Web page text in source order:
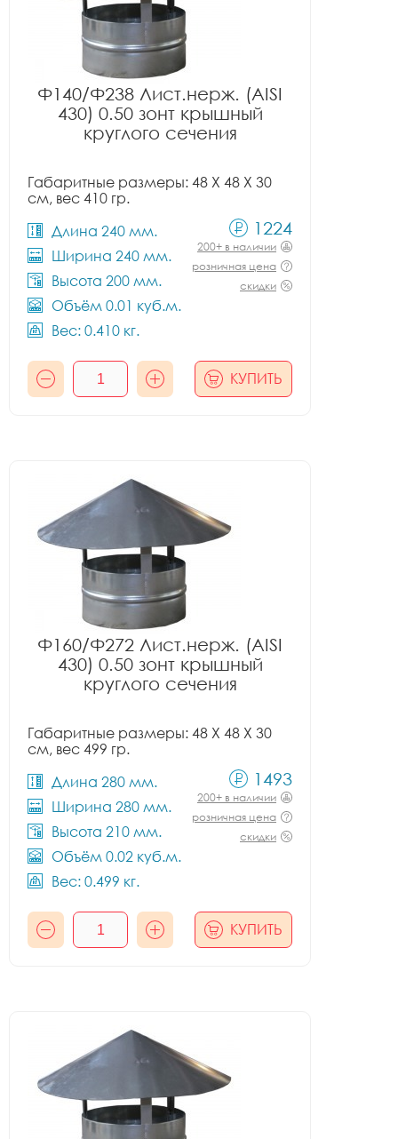
Ф140/Ф238 Лист.нерж. (AISI
430) 0.50 зонт крышный
круглого сечения
Габаритные размеры: 48 X 48 X 30
см, вес 410 гр.
Длина 240 мм.
Ширина 240 мм.
Высота 200 мм.
Объём 0.01 куб.м.
Вес: 0.410 кг.
1224
200+ в наличии
розничная цена
скидки
КУПИТЬ
Ф160/Ф272 Лист.нерж. (AISI
430) 0.50 зонт крышный
круглого сечения
Габаритные размеры: 48 X 48 X 30
см, вес 499 гр.
Длина 280 мм.
Ширина 280 мм.
Высота 210 мм.
Объём 0.02 куб.м.
Вес: 0.499 кг.
1493
200+ в наличии
розничная цена
скидки
КУПИТЬ